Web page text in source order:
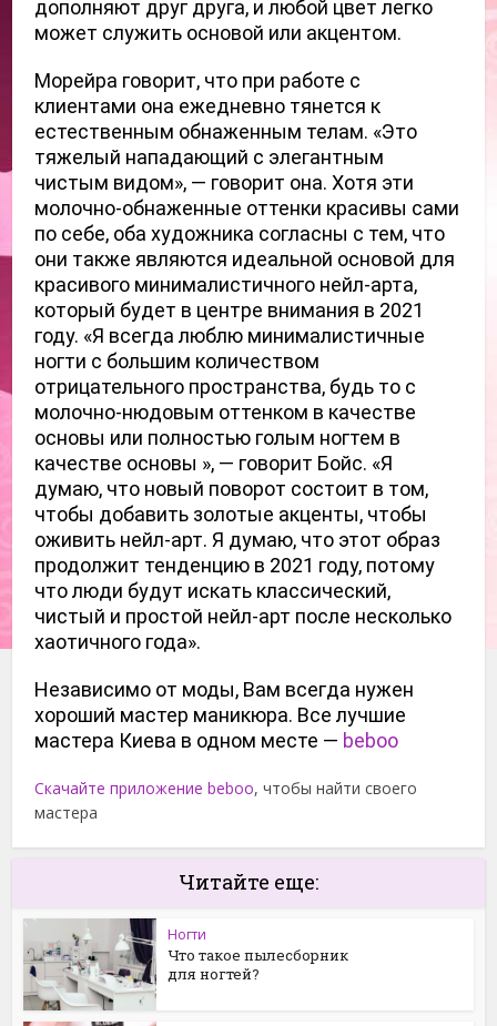
дополняют друг друга, и любой цвет легко
может служить основой или акцентом.
Морейра говорит, что при работе с
клиентами она ежедневно тянется к
естественным обнаженным телам. «Это
тяжелый нападающий с элегантным
чистым видом», — говорит она. Хотя эти
молочно-обнаженные оттенки красивы сами
по себе, оба художника согласны с тем, что
они также являются идеальной основой для
красивого минималистичного нейл-арта,
который будет в центре внимания в 2021
году. «Я всегда люблю минималистичные
ногти с большим количеством
отрицательного пространства, будь то с
молочно-нюдовым оттенком в качестве
основы или полностью голым ногтем в
качестве основы », — говорит Бойс. «Я
думаю, что новый поворот состоит в том,
чтобы добавить золотые акценты, чтобы
оживить нейл-арт. Я думаю, что этот образ
продолжит тенденцию в 2021 году, потому
что люди будут искать классический,
чистый и простой нейл-арт после несколько
хаотичного года».
Независимо от моды, Вам всегда нужен
хороший мастер маникюра. Все лучшие
мастера Киева в одном месте — beboo
Скачайте приложение beboo, чтобы найти своего
мастера
Читайте еще:
Ногти
Что такое пылесборник
для ногтей?